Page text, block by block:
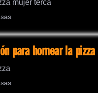
para hornear la pizza